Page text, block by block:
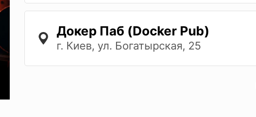
Докер Паб (Docker Pub)
г. Киев, ул. Богатырская, 25